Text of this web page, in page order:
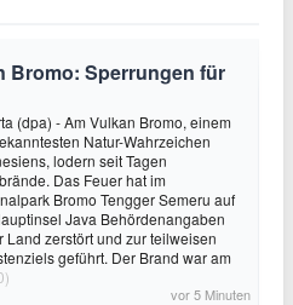
Bromo: Sperrungen für
(dpa) - Am Vulkan Bromo, einem
Natur-Wahrzeichen
lodern seit Tagen
Das Feuer hat im
Bromo Tengger Semeru auf
Java Behördenangaben
zerstört und zur teilweisen
geführt. Der Brand war am
vor 5 Minuten